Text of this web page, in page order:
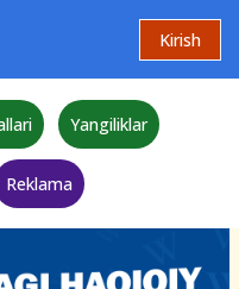
Kirish
Yangiliklar
Reklama